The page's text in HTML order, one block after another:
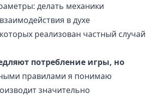
делать механики
в духе
реализован частный случай
потребление игры, но
правилами я понимаю
значительно